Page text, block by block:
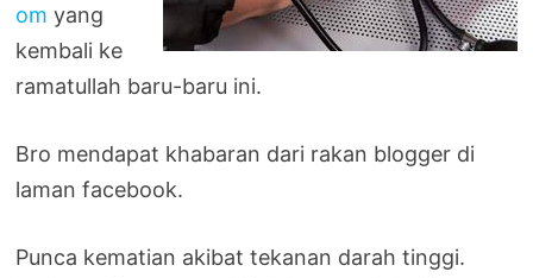
om yang
kembali ke
ramatullah baru-baru ini.
Bro mendapat khabaran dari rakan blogger di
laman facebook.
Punca kematian akibat tekanan darah tinggi.